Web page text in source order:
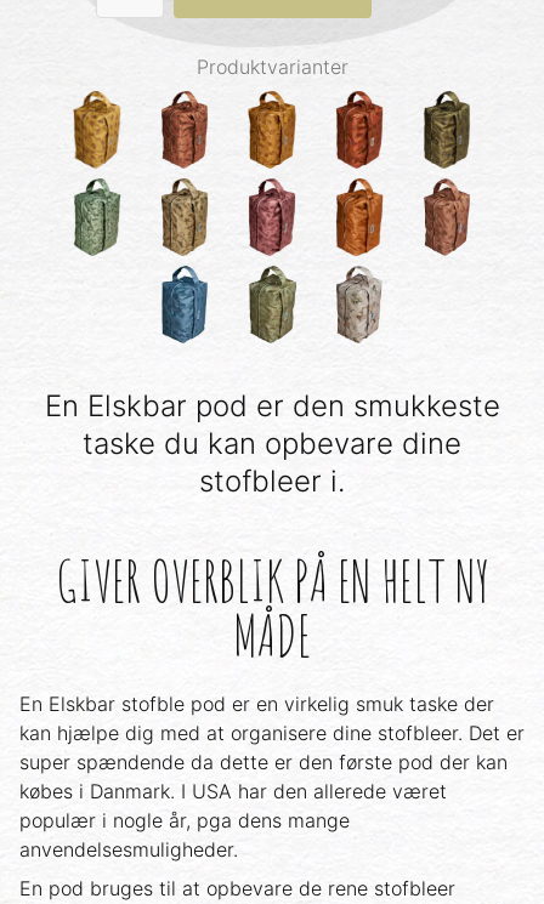
22.00 $.
22.00 $.
Ginkgo
Produktvarianter
En Elskbar pod er den smukkeste
taske du kan opbevare dine
stofbleer i.
GIVER OVERBLIK PÅ EN HELT NY
MÅDE
En Elskbar stofble pod er en virkelig smuk taske der
kan hjælpe dig med at organisere dine stofbleer. Det er
super spændende da dette er den første pod der kan
købes i Danmark. I USA har den allerede været
populær i nogle år, pga dens mange
anvendelsesmuligheder.
En pod bruges til at opbevare de rene stofbleer